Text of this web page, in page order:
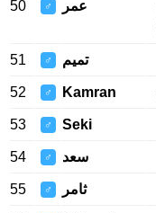
50 ♂ عمر
51 ♂ تميم
52 ♂ Kamran
53 ♂ Seki
54 ♂ سعد
55 ♂ ثامر